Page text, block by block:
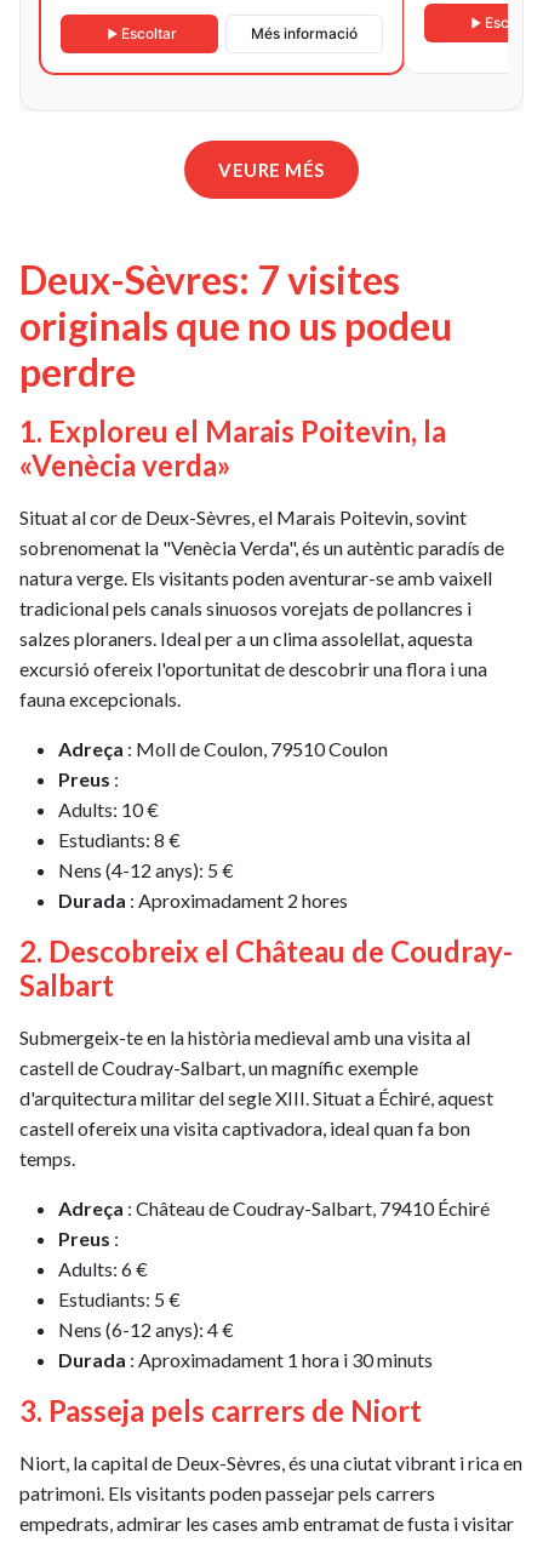
Escoltar Més informació
Escoltar
VEURE MÉS
Deux-Sèvres: 7 visites
originals que no us podeu
perdre
1. Exploreu el Marais Poitevin, la
«Venècia verda»
Situat al cor de Deux-Sèvres, el Marais Poitevin, sovint
sobrenomenat la "Venècia Verda", és un autèntic paradís de
natura verge. Els visitants poden aventurar-se amb vaixell
tradicional pels canals sinuosos vorejats de pollancres i
salzes ploraners. Ideal per a un clima assolellat, aquesta
excursió ofereix l'oportunitat de descobrir una flora i una
fauna excepcionals.
Adreça : Moll de Coulon, 79510 Coulon
Preus :
Adults: 10 €
Estudiants: 8 €
Nens (4-12 anys): 5 €
Durada : Aproximadament 2 hores
2. Descobreix el Château de Coudray-
Salbart
Submergeix-te en la història medieval amb una visita al
castell de Coudray-Salbart, un magnífic exemple
d'arquitectura militar del segle XIII. Situat a Échiré, aquest
castell ofereix una visita captivadora, ideal quan fa bon
temps.
Adreça : Château de Coudray-Salbart, 79410 Échiré
Preus :
Adults: 6 €
Estudiants: 5 €
Nens (6-12 anys): 4 €
Durada : Aproximadament 1 hora i 30 minuts
3. Passeja pels carrers de Niort
Niort, la capital de Deux-Sèvres, és una ciutat vibrant i rica en
patrimoni. Els visitants poden passejar pels carrers
empedrats, admirar les cases amb entramat de fusta i visitar